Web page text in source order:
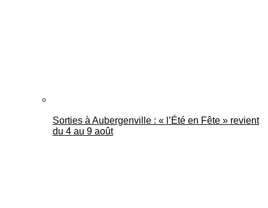
Sorties à Aubergenville : « l’Été en Fête » revient
du 4 au 9 août